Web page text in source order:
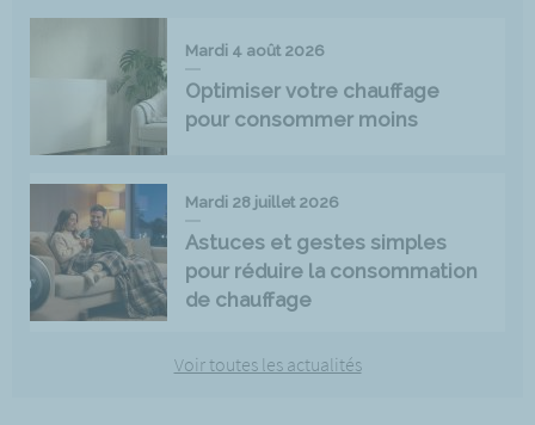
Mardi 4 août 2026
Optimiser votre chauffage
pour consommer moins
Mardi 28 juillet 2026
Astuces et gestes simples
pour réduire la consommation
de chauffage
Voir toutes les actualités